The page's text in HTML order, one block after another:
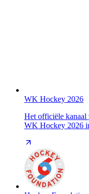
WK Hockey 2026
Het officiële kanaal
WK Hockey 2026